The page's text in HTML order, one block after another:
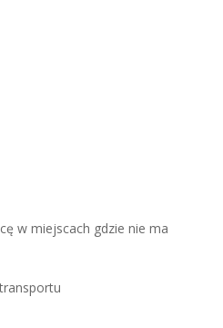
w miejscach gdzie nie ma